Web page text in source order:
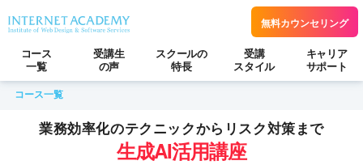
無料カウンセリング
コース
一覧
受講生
の声
スクールの
特長
受講
スタイル
キャリア
サポート
コース一覧
業務効率化のテクニックからリスク対策まで
生成AI活用講座